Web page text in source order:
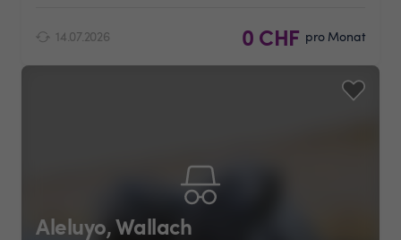
14.07.2026 0 CHF pro Monat
Aleluyo, Wallach